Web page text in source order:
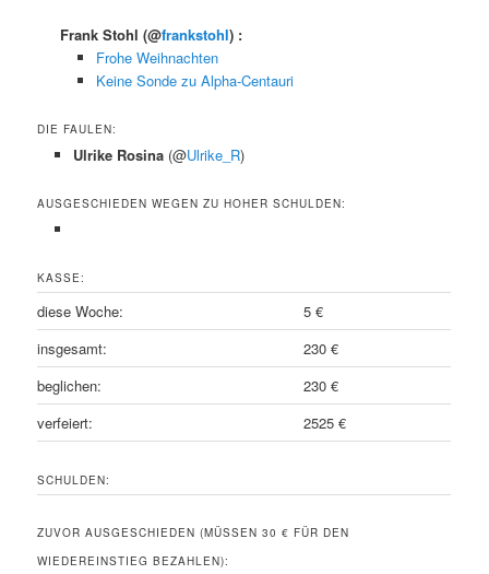
Frank Stohl(@frankstohl) :
Frohe Weihnachten
Keine Sonde zu Alpha-Centauri
DIE FAULEN:
Ulrike Rosina (@Ulrike_R)
AUSGESCHIEDEN WEGEN ZU HOHER SCHULDEN:
KASSE:
diese Woche:
5 €
insgesamt:
230 €
beglichen:
230 €
verfeiert:
2525 €
SCHULDEN:
ZUVOR AUSGESCHIEDEN (MÜSSEN 30 € FÜR DEN
WIEDEREINSTIEG BEZAHLEN):